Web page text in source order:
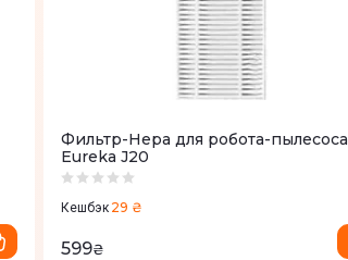
Фильтр-Hepa для робота-пылесоса
Eureka J20
Кешбэк 29 ₴
599₴